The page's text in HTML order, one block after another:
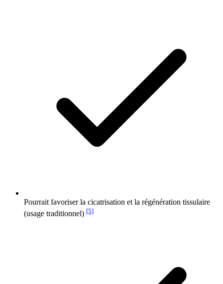
Pourrait favoriser la cicatrisation et la régénération tissulaire
(usage traditionnel) [5]